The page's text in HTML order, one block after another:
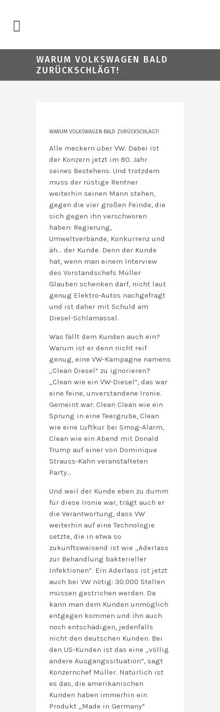
WARUM VOLKSWAGEN BALD
ZURÜCKSCHLÄGT!
WARUM VOLKSWAGEN BALD ZURÜCKSCHLÄGT!
Alle meckern über VW. Dabei ist
der Konzern jetzt im 80. Jahr
seines Bestehens. Und trotzdem
muss der rüstige Rentner
weiterhin seinen Mann stehen,
gegen die vier großen Feinde, die
sich gegen ihn verschworen
haben: Regierung,
Umweltverbände, Konkurrenz und
äh… der Kunde. Denn der Kunde
hat, wenn man einem Interview
des Vorstandschefs Müller
Glauben schenken darf, nicht laut
genug Elektro-Autos nachgefragt
und ist daher mit Schuld am
Diesel-Schlamassel.
Was fällt dem Kunden auch ein?
Warum ist er denn nicht reif
genug, eine VW-Kampagne namens
„Clean Diesel“ zu ignorieren?
„Clean wie ein VW-Diesel“, das war
eine feine, unverstandene Ironie.
Gemeint war: Clean Clean wie ein
Sprung in eine Teergrube, Clean
wie eine Luftkur bei Smog-Alarm,
Clean wie ein Abend mit Donald
Trump auf einer von Dominique
Strauss-Kahn veranstalteten
Party…
Und weil der Kunde eben zu dumm
für diese Ironie war, trägt auch er
die Verantwortung, dass VW
weiterhin auf eine Technologie
setzte, die in etwa so
zukunftsweisend ist wie „Aderlass
zur Behandlung bakterieller
Infektionen“. Ein Aderlass ist jetzt
auch bei VW nötig: 30.000 Stellen
müssen gestrichen werden. Da
kann man dem Kunden unmöglich
entgegen kommen und ihn auch
noch entschädigen, jedenfalls
nicht den deutschen Kunden. Bei
den US-Kunden ist das eine „völlig
andere Ausgangssituation“, sagt
Konzernchef Müller. Natürlich ist
es das, die amerikanischen
Kunden haben immerhin ein
Produkt „Made in Germany“